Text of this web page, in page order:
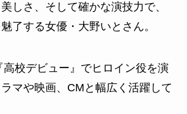
しさ、そして確かな演技力で、
了する女優・大野いとさん。
高校デビュー』でヒロイン役を演
マや映画、CMと幅広く活躍して